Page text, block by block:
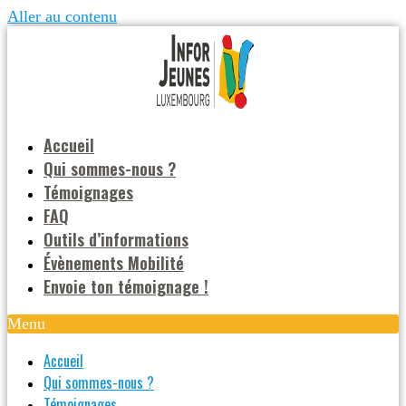
Aller au contenu
Accueil
Qui sommes-nous ?
Témoignages
FAQ
Outils d’informations
Évènements Mobilité
Envoie ton témoignage !
Menu
Accueil
Qui sommes-nous ?